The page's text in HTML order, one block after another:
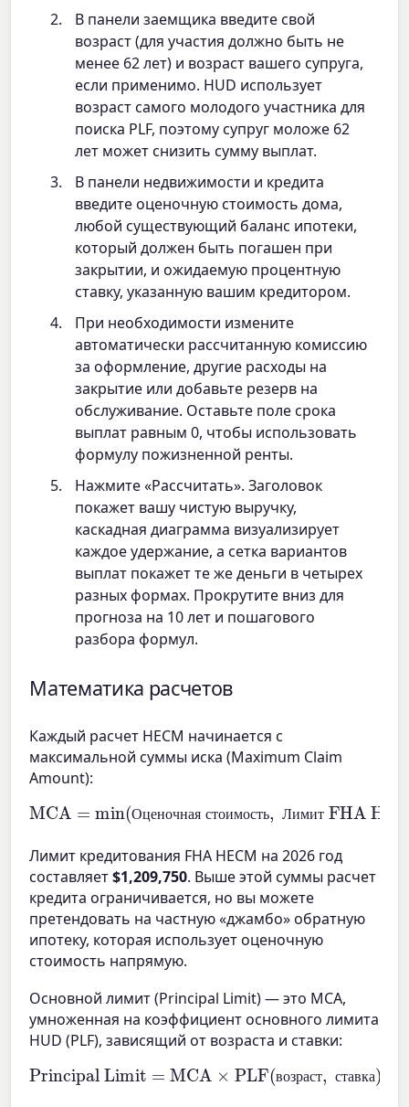
В панели заемщика введите свой
возраст (для участия должно быть не
менее 62 лет) и возраст вашего супруга,
если применимо. HUD использует
возраст самого молодого участника для
поиска PLF, поэтому супруг моложе 62
лет может снизить сумму выплат.
В панели недвижимости и кредита
введите оценочную стоимость дома,
любой существующий баланс ипотеки,
который должен быть погашен при
закрытии, и ожидаемую процентную
ставку, указанную вашим кредитором.
При необходимости измените
автоматически рассчитанную комиссию
за оформление, другие расходы на
закрытие или добавьте резерв на
обслуживание. Оставьте поле срока
выплат равным 0, чтобы использовать
формулу пожизненной ренты.
Нажмите «Рассчитать». Заголовок
покажет вашу чистую выручку,
каскадная диаграмма визуализирует
каждое удержание, а сетка вариантов
выплат покажет те же деньги в четырех
разных формах. Прокрутите вниз для
прогноза на 10 лет и пошагового
разбора формул.
Математика расчетов
Каждый расчет HECM начинается с
максимальной суммы иска (Maximum Claim
Amount):
Оц ен о чная с т оим о с ть Ли ми т
MCA min(Оценочная стоимость
Лимит кредитования FHA HECM на 2026 год
составляет$1,209,750. Выше этой суммы расчет
кредита ограничивается, но вы можете
претендовать на частную «джамбо» обратную
ипотеку, которая использует оценочную
стоимость напрямую.
Основной лимит (Principal Limit) — это MCA,
умноженная на коэффициент основного лимита
HUD (PLF), зависящий от возраста и ставки:
в оз ра с т ст ав ка
Principal Limit MCA×PLF(возраст,ставка)